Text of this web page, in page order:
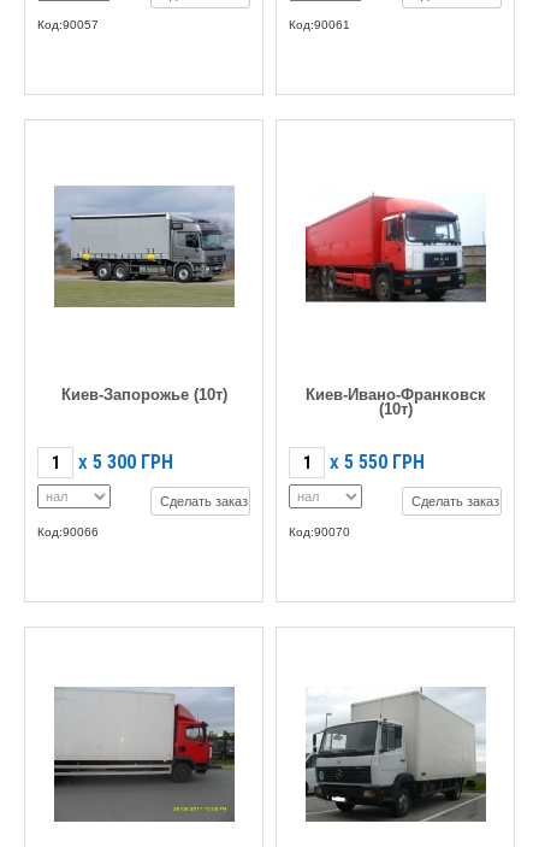
Код:90057 Код:90061
Киев-Запорожье (10т)
X 5 300 ГРН
Сделать заказ
Код:90066
Киев-Ивано-Франковск
(10т)
X 5 550 ГРН
Сделать заказ
Код:90070